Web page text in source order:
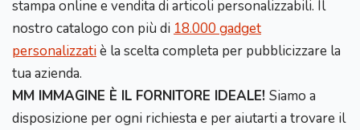
stampa online e vendita di articoli personalizzabili. Il
nostro catalogo con più di 18.000 gadget
personalizzatiè la scelta completa per pubblicizzare la
tua azienda.
MM IMMAGINE È IL FORNITORE IDEALE! Siamo a
disposizione per ogni richiesta e per aiutarti a trovare il